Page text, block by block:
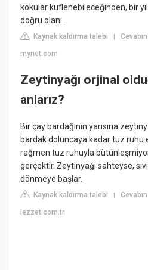
kokular küflenebileceğinden, bir
doğru olanı.
Kaynak kaldırma talebi |
mynet.com
Zeytinyağı orjinal
anlarız?
Bir çay bardağının yarısına
bardak doluncaya kadar tuz ruhu
rağmen tuz ruhuyla
gerçektir. Zeytinyağı sahteyse,
dönmeye başlar.
Kaynak kaldırma talebi |
lezzet.com.tr